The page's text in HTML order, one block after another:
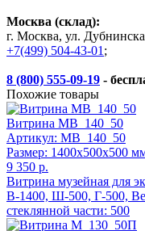
Москва (склад):
г. Москва, ул.
+7(499) 504-43-01 ;
8 (800) 555-09-19 -
Похожие товары
Витрина МВ_140_50
Артикул: МВ_140_50
Размер: 1400x500x500
9 350 р.
Витрина музейная для
В-1400, Ш-500, Г-500,
стеклянной части: 500